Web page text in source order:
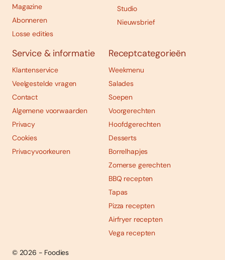
Magazine
Abonneren
Losse edities
Studio
Nieuwsbrief
Service & informatie
Klantenservice
Veelgestelde vragen
Contact
Algemene voorwaarden
Privacy
Cookies
Privacyvoorkeuren
Receptcategorieën
Weekmenu
Salades
Soepen
Voorgerechten
Hoofdgerechten
Desserts
Borrelhapjes
Zomerse gerechten
BBQ recepten
Tapas
Pizza recepten
Airfryer recepten
Vega recepten
© 2026 - Foodies